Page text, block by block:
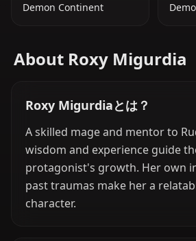
Demon Continent
About Roxy Migurdia
Roxy Migurdiaとは？
A skilled mage and mentor to
wisdom and experience guide
protagonist's growth. Her own
past traumas make her a
character.